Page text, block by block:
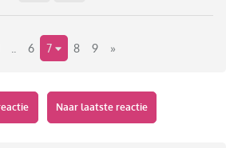
6 7 8 9 »
Naar laatste reactie